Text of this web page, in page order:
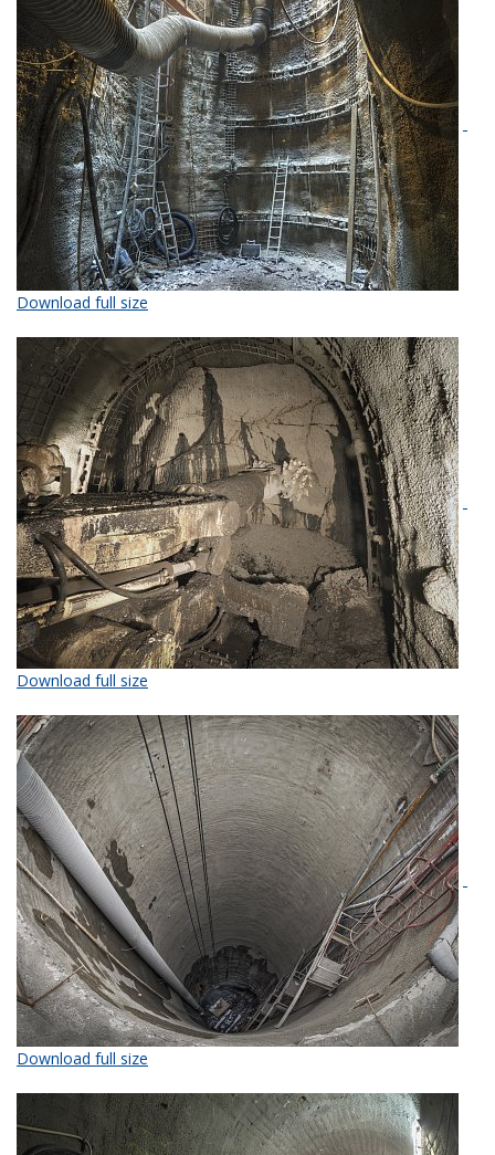
Download full size
Download full size
Download full size